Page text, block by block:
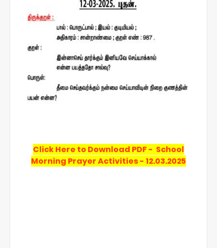
Click Here to Download PDF - School
Morning Prayer Activities - 12.03.2025